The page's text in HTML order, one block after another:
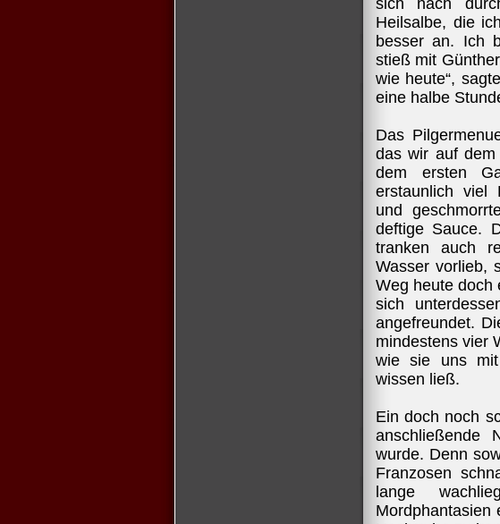
sich nach
Heilsalbe, die
besser an. Ich
stieß mit
wie heute“,
eine halbe
Das
das wir auf dem
dem ersten
erstaunlich viel
und
deftige Sauce.
tranken auch
Wasser vorlieb,
Weg heute doch
sich
angefreundet.
mindestens vier
wie sie uns mit
wissen ließ.
Ein doch noch
anschließende
wurde. Denn
Franzosen
lange
Mordphantasien